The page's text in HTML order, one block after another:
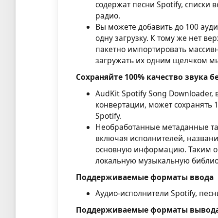
содержат песни Spotify, списки
радио.
Вы можете добавить до 100
одну загрузку. К тому же нет
пакетно импортировать
загружать их одним щелчком
Сохраняйте 100% качество звука
AudKit Spotify Song
конвертации, может сохранять
Spotify.
Необработанные метаданные
включая исполнителей,
основную информацию. Таким
локальную музыкальную
Поддерживаемые форматы ввода
Аудио-исполнители Spotify,
Поддерживаемые форматы